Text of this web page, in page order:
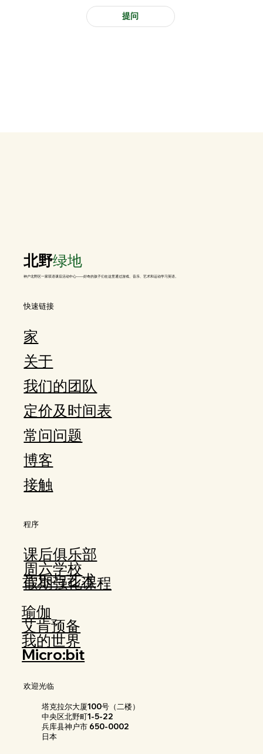
提问
北野绿地
神户北野区一家双语课后活动中心——好奇的孩子们在这里通过游戏、音乐、艺术和运动学习英语。
快速链接
家
关于
我们的团队
定价及时间表
常问问题
博客
接触
程序
课后俱乐部
周六学校
假期强化课程
音乐与艺术
瑜伽
艾肯预备
我的世界
Micro:bit
欢迎光临
塔克拉尔大厦100号（二楼）
中央区北野町1-5-22
兵库县神户市 650-0002
日本